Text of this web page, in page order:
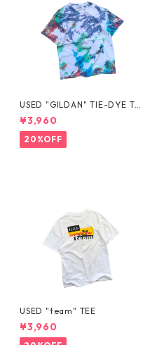
USED "GILDAN" TIE-DYE TE
E
¥3,960
20%OFF
USED "team" TEE
¥3,960